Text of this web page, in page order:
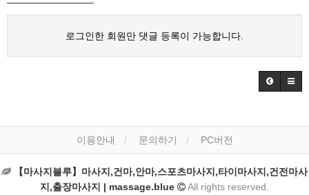
로그인한 회원만 댓글 등록이 가능합니다.
이용안내 문의하기 PC버전
【마사지블루】마사지,건마,안마,스포츠마사지,타이마사지,건전마사
지,출장마사지 | massage.blue
All rights reserved.